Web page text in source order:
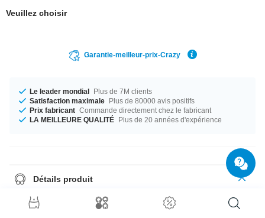
Veuillez choisir
Garantie-meilleur-prix-Crazy
Le leader mondial Plus de 7M clients
Satisfaction maximale Plus de 80000 avis positifs
Prix fabricant Commande directement chez le fabricant
LA MEILLEURE QUALITÉ Plus de 20 années d'expérience
Détails produit
Disponible pour toi dans les diamètres 6 mm et 10 mm. Une large palette
de couleurs allant du Aurora Borealis au Rubis et bien plus encore. Un